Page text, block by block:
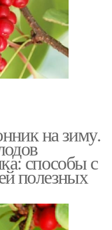
на зиму.
способы с
полезных